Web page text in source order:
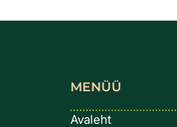
MENÜÜ
Avaleht